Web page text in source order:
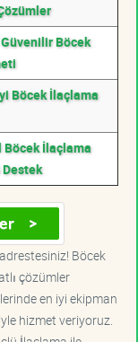
Güvenilir Böcek
Böcek İlaçlama
Böcek İlaçlama
Böcek
çözümler
en iyi ekipman
hizmet veriyoruz.